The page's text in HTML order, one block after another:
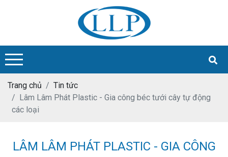
Trang chủ
Tin tức
Lâm Lâm Phát Plastic - Gia công béc tưới cây tự động
các loại
LÂM LÂM PHÁT PLASTIC - GIA CÔNG